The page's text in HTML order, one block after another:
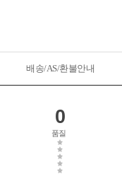
배송/AS/환불안내
0
품질